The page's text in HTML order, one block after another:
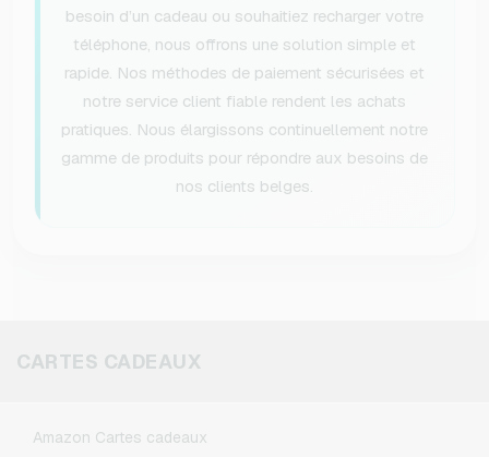
besoin d’un cadeau ou souhaitiez recharger votre
téléphone, nous offrons une solution simple et
rapide. Nos méthodes de paiement sécurisées et
notre service client fiable rendent les achats
pratiques. Nous élargissons continuellement notre
gamme de produits pour répondre aux besoins de
nos clients belges.
CARTES CADEAUX
Amazon Cartes cadeaux